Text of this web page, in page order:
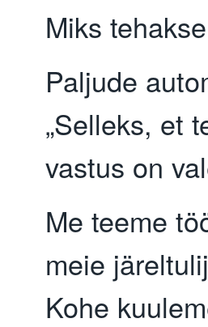
Miks
Paljude
„Selleks, et
vastus on
Me teeme
meie
Kohe